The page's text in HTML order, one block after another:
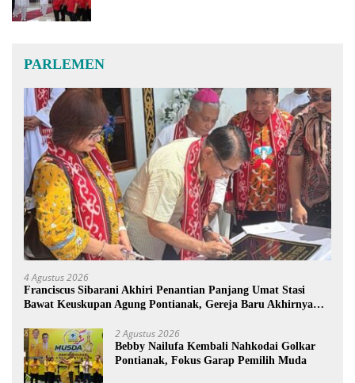
PARLEMEN
4 Agustus 2026
Franciscus Sibarani Akhiri Penantian Panjang Umat Stasi
Bawat Keuskupan Agung Pontianak, Gereja Baru Akhirnya
2 Agustus 2026
Bebby Nailufa Kembali Nahkodai Golkar
Pontianak, Fokus Garap Pemilih Muda